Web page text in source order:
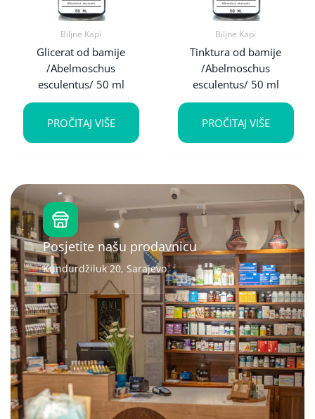
Biljne Kapi
Glicerat od bamije
/Abelmoschus
esculentus/ 50 ml
PROČITAJ VIŠE
Biljne Kapi
Tinktura od bamije
/Abelmoschus
esculentus/ 50 ml
PROČITAJ VIŠE
Posjetite našu prodavnicu
Kundurdžiluk 20, Sarajevo